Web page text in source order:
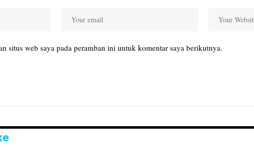
situs web saya pada peramban ini untuk komentar saya berikutnya.